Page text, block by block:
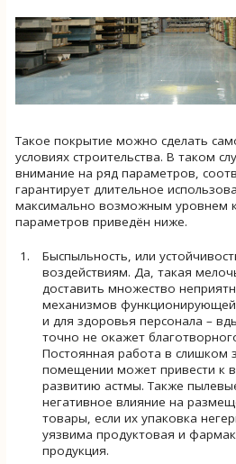
Такое покрытие можно сделать
условиях строительства. В таком
внимание на ряд параметров,
гарантирует длительное
максимально возможным уровнем
параметров приведён ниже.
Быспыльность, или
воздействиям. Да, такая
доставить множество
механизмов функционирующей
и для здоровья персонала –
точно не окажет
Постоянная работа в слишком
помещении может привести к
развитию астмы. Также
негативное влияние на
товары, если их упаковка
уязвима продуктовая и
продукция.